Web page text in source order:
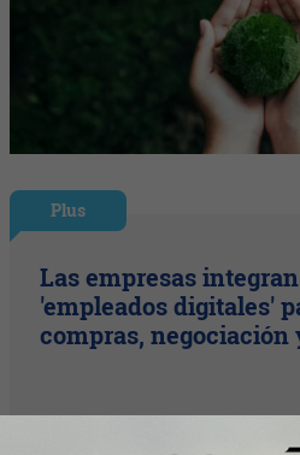
Plus
Las empresas
'empleados digitales'
compras, negociación